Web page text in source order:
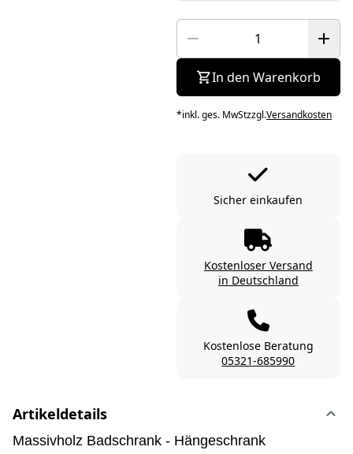
In den Warenkorb
*inkl. ges. MwStzzgl.Versandkosten
Sicher einkaufen
Kostenloser Versand
in Deutschland
Kostenlose Beratung
05321-685990
Artikeldetails
Massivholz Badschrank - Hängeschrank